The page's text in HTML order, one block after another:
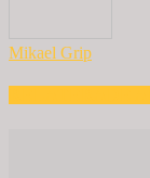
Mikael Grip